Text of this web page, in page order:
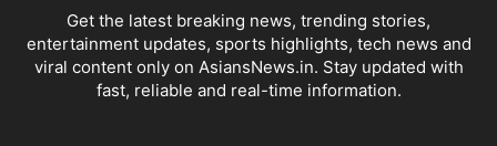
Get the latest breaking news, trending stories,
entertainment updates, sports highlights, tech news and
viral content only on AsiansNews.in. Stay updated with
fast, reliable and real-time information.